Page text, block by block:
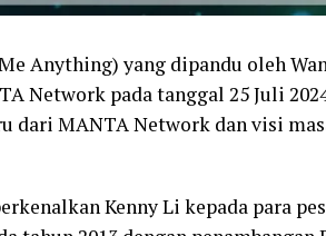
Anything) yang dipandu oleh
Network pada tanggal 25 Juli
dari MANTA Network dan visi
Kenny Li kepada para